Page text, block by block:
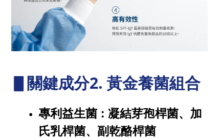
▋關鍵成分2. 黃金養菌組合
專利益生菌 : 凝結芽孢桿菌、 加
氏乳桿菌、副乾酪桿菌